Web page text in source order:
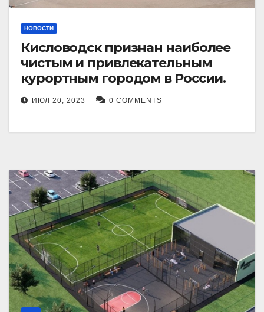
НОВОСТИ
Кисловодск признан наиболее
чистым и привлекательным
курортным городом в России.
ИЮЛ 20, 2023 0 COMMENTS